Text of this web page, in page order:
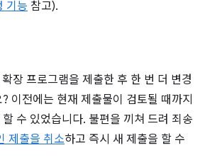
기능 참고).
장 프로그램을 제출한 후 한 번 더 변경
이전에는 현재 제출물이 검토될 때까지
수 있었습니다. 불편을 끼쳐 드려 죄송
제출을 취소하고 즉시 새 제출을 할 수